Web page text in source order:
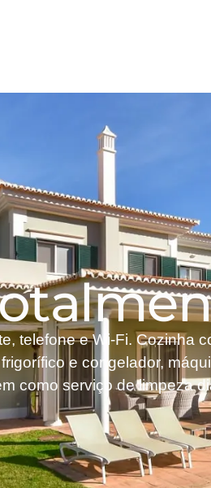
telefone e Wi-Fi. Cozinha
e congelador,
como serviço de limpeza